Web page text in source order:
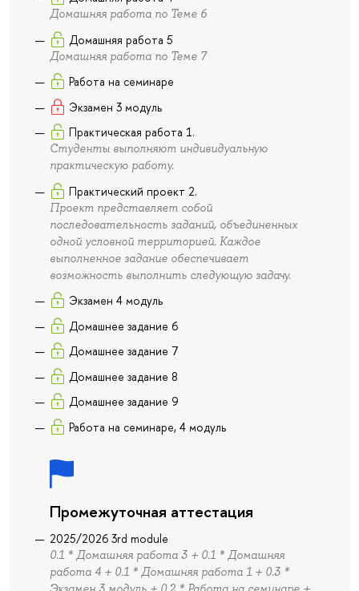
Домашняя работа по Теме 6
Домашняя работа 5
Домашняя работа по Теме 7
Работа на семинаре
Экзамен 3 модуль
Практическая работа 1.
Студенты выполняют индивидуальную
практическую работу.
Практический проект 2.
Проект представляет собой
последовательность заданий, объединенных
одной условной территорией. Каждое
выполненное задание обеспечивает
возможность выполнить следующую задачу.
Экзамен 4 модуль
Домашнее задание 6
Домашнее задание 7
Домашнее задание 8
Домашнее задание 9
Работа на семинаре, 4 модуль
Промежуточная аттестация
2025/2026 3rd module
0.1 * Домашняя работа 3 + 0.1 * Домашняя
работа 4 + 0.1 * Домашняя работа 1 + 0.3 *